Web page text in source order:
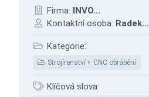
Firma: INVO...
Kontaktní osoba: Radek...
Kategorie:
Strojírenství CNC obrábění
Klíčová slova: